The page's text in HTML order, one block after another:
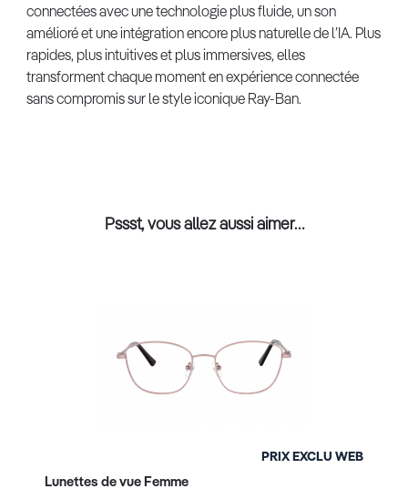
connectées avec une technologie plus fluide, un son
amélioré et une intégration encore plus naturelle de l’IA. Plus
rapides, plus intuitives et plus immersives, elles
transforment chaque moment en expérience connectée
sans compromis sur le style iconique Ray-Ban.
Pssst, vous allez aussi aimer…
Lunettes de vue Femme
PRIX EXCLU WEB